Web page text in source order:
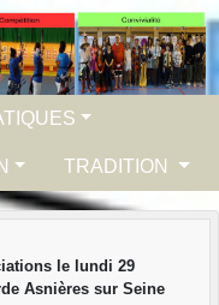
TRADITION
le lundi 29
Asnières sur Seine